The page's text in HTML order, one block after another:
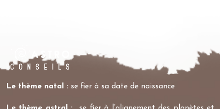
Le thème natal : se fier à sa date de naissance